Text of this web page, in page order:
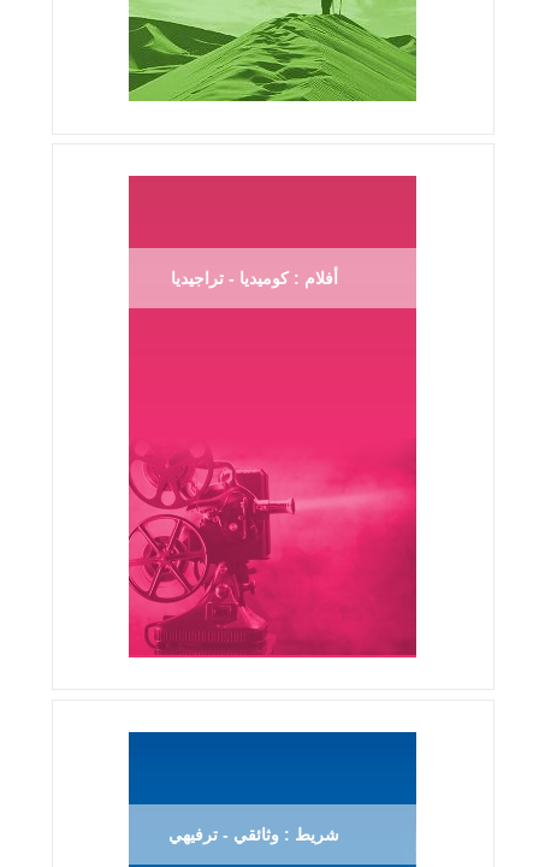
أفلام : كوميديا - تراجيديا
شريط : وثائقي - ترفيهي